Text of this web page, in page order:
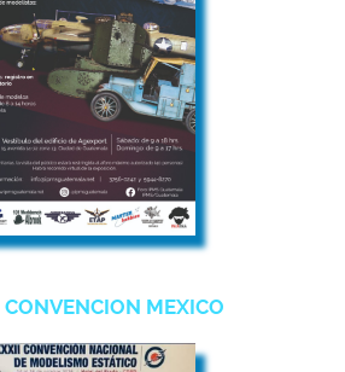
CONVENCION MEXICO